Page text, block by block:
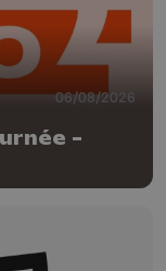
06/08/2026
-